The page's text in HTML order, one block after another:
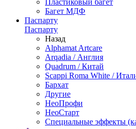
Пластиковый багет
Багет МДФ
Паспарту
Паспарту
Назад
Alphamat Artcare
Arqadia / Англия
Quadrum / Китай
Scappi Roma White /
Бархат
Другие
НеоПрофи
НеоСтарт
Специальные эффекты